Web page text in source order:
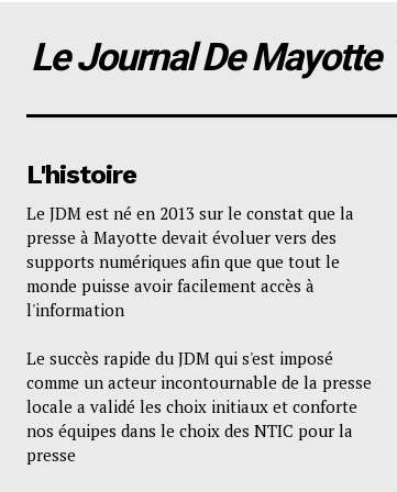
Le Journal De Mayotte
L'histoire
Le JDM est né en 2013 sur le constat que la
presse à Mayotte devait évoluer vers des
supports numériques afin que que tout le
monde puisse avoir facilement accès à
l'information
Le succès rapide du JDM qui s'est imposé
comme un acteur incontournable de la presse
locale a validé les choix initiaux et conforte
nos équipes dans le choix des NTIC pour la
presse